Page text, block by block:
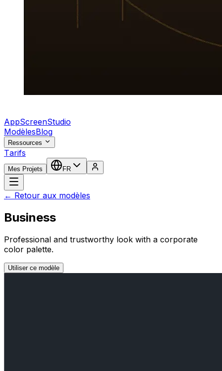
AppScreenStudio
ModèlesBlog
Ressources
Tarifs
Mes Projets FR
← Retour aux modèles
Business
Professional and trustworthy look with a corporate
color palette.
Utiliser ce modèle